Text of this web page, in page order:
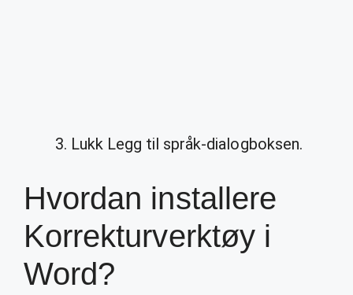
Lukk Legg til språk-dialogboksen.
Hvordan installere
Korrekturverktøy i
Word?